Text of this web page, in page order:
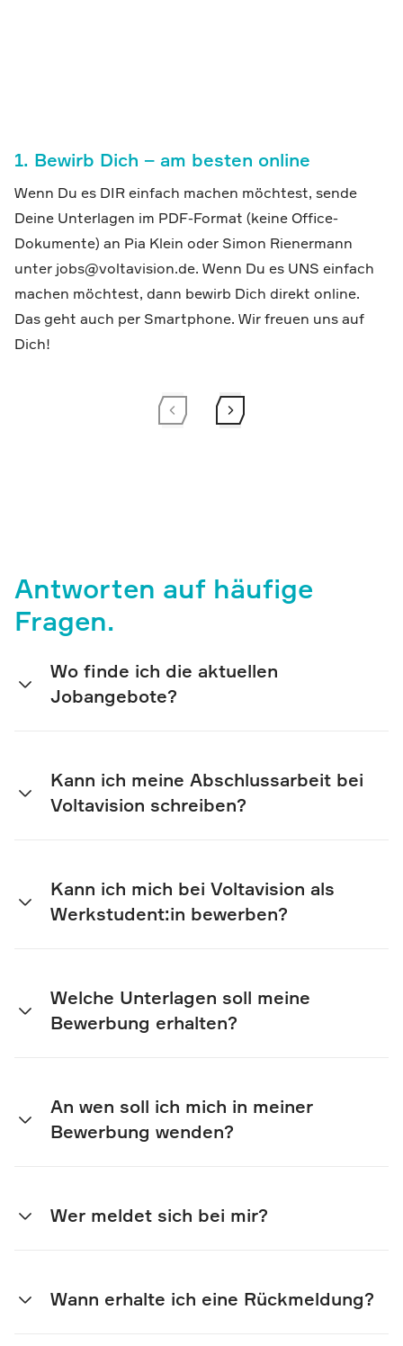
1. Bewirb Dich – am besten online
Wenn Du es DIR einfach machen möchtest, sende
Deine Unterlagen im PDF-Format (keine Office-
Dokumente) an Pia Klein oder Simon Rienermann
unter jobs@voltavision.de. Wenn Du es UNS einfach
machen möchtest, dann bewirb Dich direkt online.
Das geht auch per Smartphone. Wir freuen uns auf
Dich!
Antworten auf häufige
Fragen.
Wo finde ich die aktuellen
Jobangebote?
Kann ich meine Abschlussarbeit bei
Voltavision schreiben?
Kann ich mich bei Voltavision als
Werkstudent:in bewerben?
Welche Unterlagen soll meine
Bewerbung erhalten?
An wen soll ich mich in meiner
Bewerbung wenden?
Wer meldet sich bei mir?
Wann erhalte ich eine Rückmeldung?